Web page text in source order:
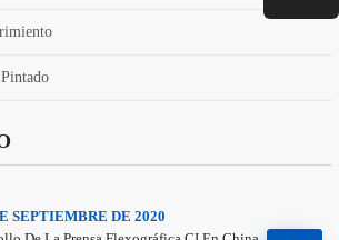
SEPTIEMBRE DE 2020